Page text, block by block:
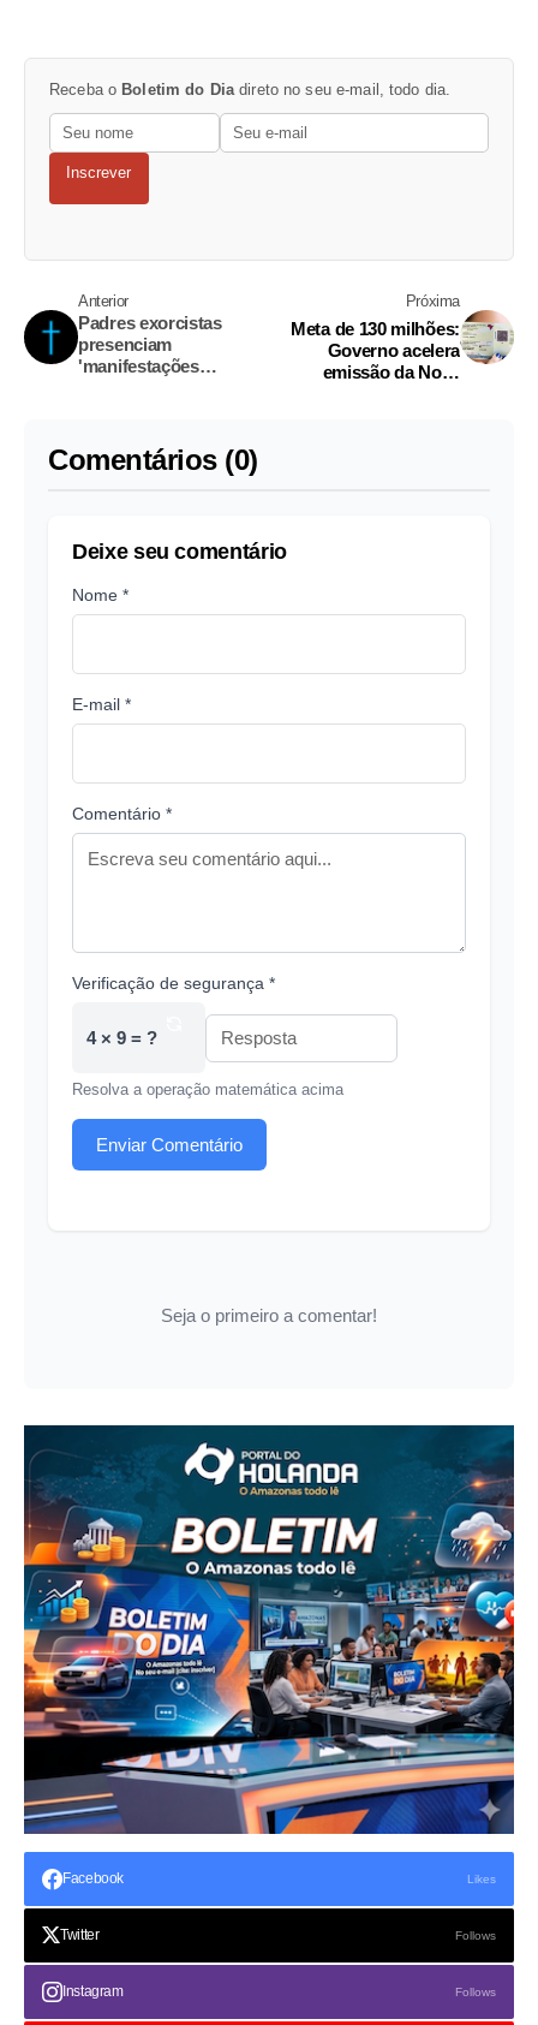
Receba o Boletim do Dia direto no seu e-mail, todo dia.
Inscrever
Anterior
Padres exorcistas
presenciam
'manifestações
Próxima
Meta de 130 milhões:
Governo acelera
emissão da Nova
Comentários (0)
Deixe seu comentário
Nome *
E-mail *
Comentário *
Verificação de segurança *
4 × 9 = ?
Resolva a operação matemática acima
Enviar Comentário
Seja o primeiro a comentar!
Facebook Likes
Twitter Follows
Instagram Follows